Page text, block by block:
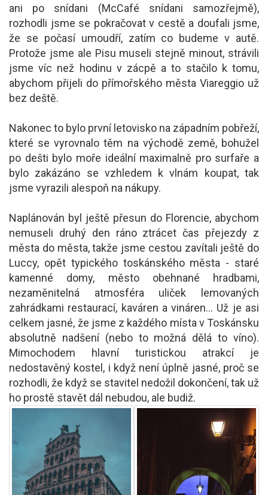
ani po snídani (McCafé snídani samozřejmě),
rozhodli jsme se pokračovat v cestě a doufali jsme,
že se počasí umoudří, zatím co budeme v autě.
Protože jsme ale Pisu museli stejně minout, strávili
jsme víc než hodinu v zácpě a to stačilo k tomu,
abychom přijeli do přímořského města Viareggio už
bez deště.
Nakonec to bylo první letovisko na západním pobřeží,
které se vyrovnalo těm na východě země, bohužel
po dešti bylo moře ideální maximalně pro surfaře a
bylo zakázáno se vzhledem k vlnám koupat, tak
jsme vyrazili alespoň na nákupy.
Naplánován byl ještě přesun do Florencie, abychom
nemuseli druhý den ráno ztrácet čas přejezdy z
města do města, takže jsme cestou zavítali ještě do
Luccy, opět typického toskánského města - staré
kamenné domy, město obehnané hradbami,
nezaměnitelná atmosféra uliček lemovaných
zahrádkami restaurací, kaváren a vináren… Už je asi
celkem jasné, že jsme z každého místa v Toskánsku
absolutně nadšení (nebo to možná dělá to víno).
Mimochodem hlavní turistickou atrakcí je
nedostavěný kostel, i když není úplně jasné, proč se
rozhodli, že když se stavitel nedožil dokončení, tak už
ho prostě stavět dál nebudou, ale budiž.